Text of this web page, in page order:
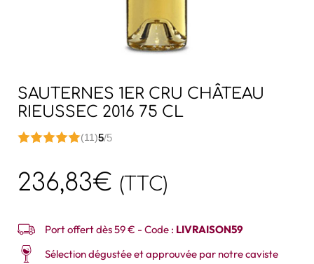
SAUTERNES 1ER CRU CHÂTEAU
RIEUSSEC 2016 75 CL
(11)5/5
236,83€ (TTC)
Port offert dès 59 € - Code : LIVRAISON59
Sélection dégustée et approuvée par notre caviste